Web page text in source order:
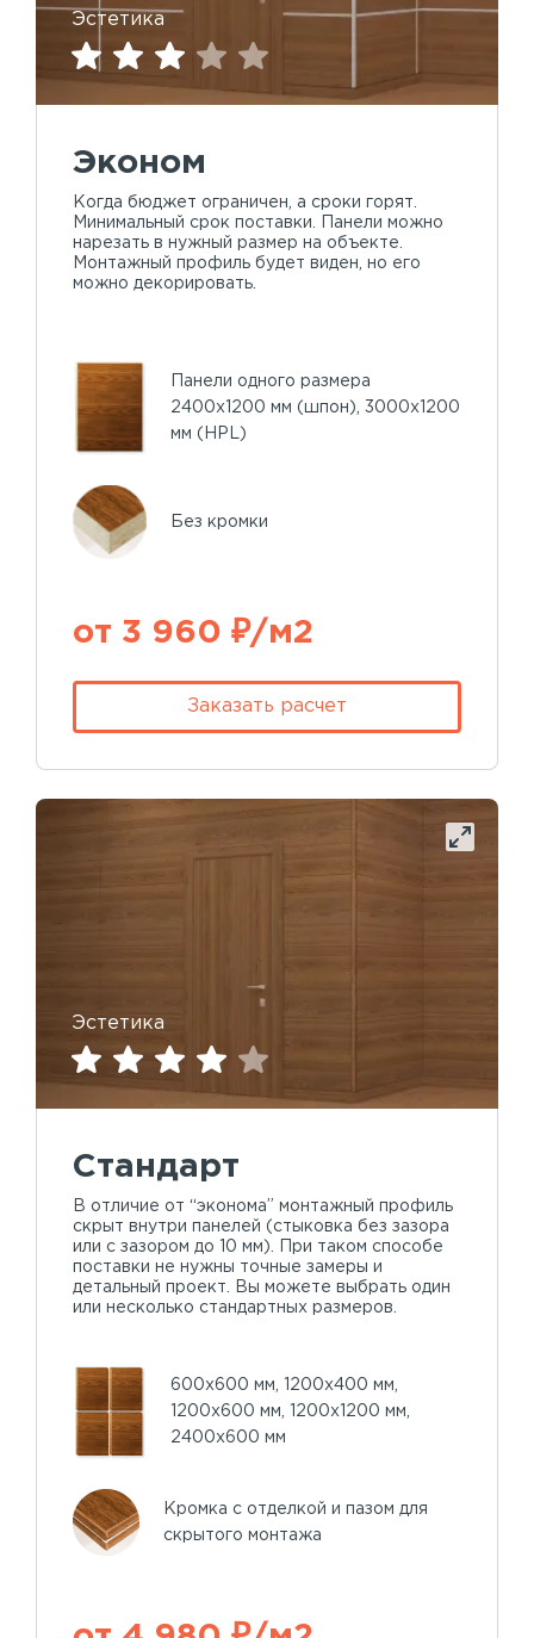
Эстетика
Эконом
Когда бюджет ограничен, а сроки горят.
Минимальный срок поставки. Панели можно
нарезать в нужный размер на объекте.
Монтажный профиль будет виден, но его
можно декорировать.
Панели одного размера
2400х1200 мм (шпон), 3000х1200
мм (HPL)
Без кромки
от 3 960 ₽/м2
Заказать расчет
Эстетика
Стандарт
В отличие от “эконома” монтажный профиль
скрыт внутри панелей (стыковка без зазора
или с зазором до 10 мм). При таком способе
поставки не нужны точные замеры и
детальный проект. Вы можете выбрать один
или несколько стандартных размеров.
600х600 мм, 1200х400 мм,
1200х600 мм, 1200х1200 мм,
2400х600 мм
Кромка с отделкой и пазом для
скрытого монтажа